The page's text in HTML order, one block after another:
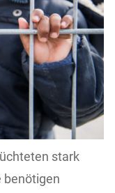
stark
benötigen